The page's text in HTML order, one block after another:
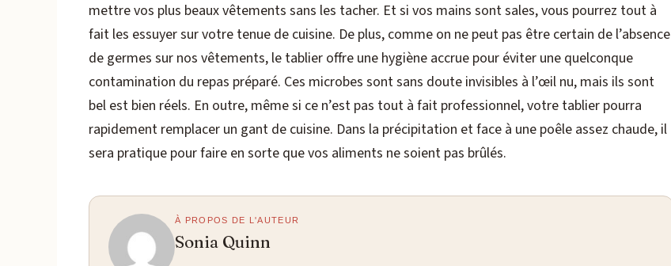
mettre vos plus beaux vêtements sans les tacher. Et si vos mains sont sales, vous pourrez tout à
fait les essuyer sur votre tenue de cuisine. De plus, comme on ne peut pas être certain de l’absence
de germes sur nos vêtements, le tablier offre une hygiène accrue pour éviter une quelconque
contamination du repas préparé. Ces microbes sont sans doute invisibles à l’œil nu, mais ils sont
bel est bien réels. En outre, même si ce n’est pas tout à fait professionnel, votre tablier pourra
rapidement remplacer un gant de cuisine. Dans la précipitation et face à une poêle assez chaude, il
sera pratique pour faire en sorte que vos aliments ne soient pas brûlés.
À PROPOS DE L'AUTEUR
Sonia Quinn